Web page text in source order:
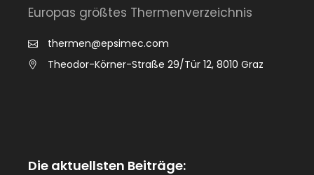
Europas größtes Thermenverzeichnis
thermen@epsimec.com
Theodor-Körner-Straße 29/Tür 12, 8010 Graz
Die aktuellsten Beiträge: